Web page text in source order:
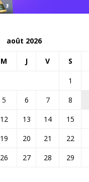
août 2026
M J V S
1
5 6 7 8
12 13 14 15
19 20 21 22
26 27 28 29